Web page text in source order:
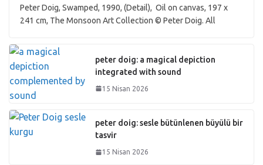
Peter Doig, Swamped, 1990, (Detail), Oil on canvas, 197 x
241 cm, The Monsoon Art Collection © Peter Doig. All
peter doig: a magical depiction
integrated with sound
15 Nisan 2026
peter doig: sesle bütünlenen büyülü bir
tasvir
15 Nisan 2026